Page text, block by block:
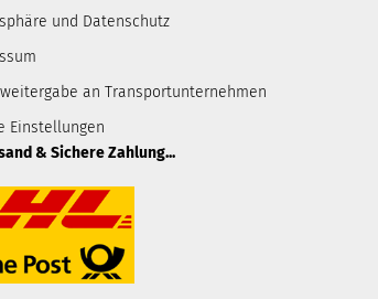
und Datenschutz
an Transportunternehmen
Einstellungen
& Sichere Zahlung...